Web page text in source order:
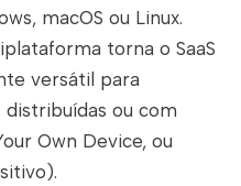
macOS ou Linux.
torna o SaaS
versátil para
distribuídas ou com
Own Device, ou